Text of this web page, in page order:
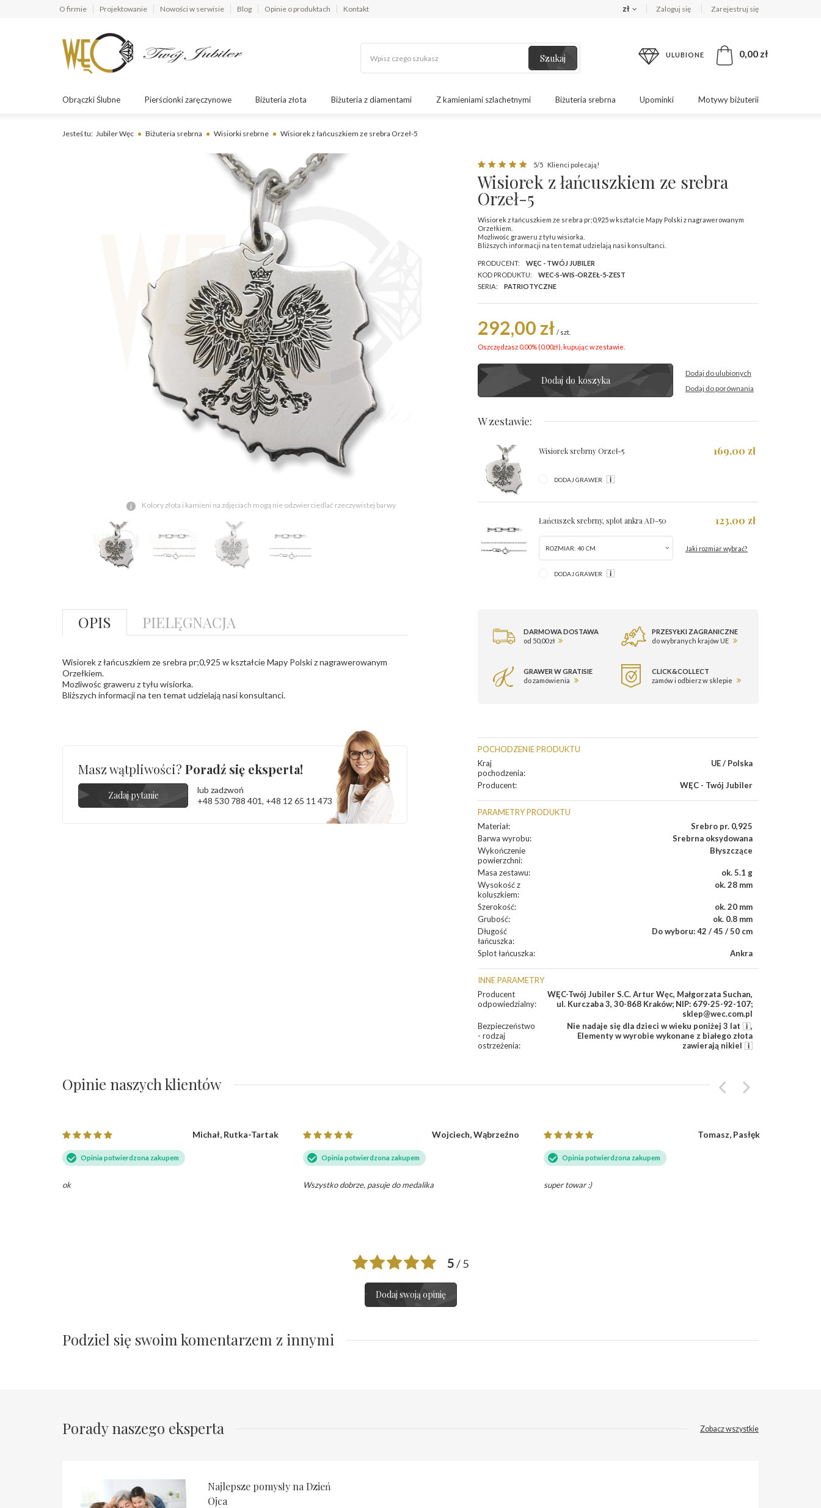
O firmie Projektowanie Nowości w serwisie Blog Opinie o produktach Kontakt zł Zaloguj się Zarejestruj się
Szukaj ULUBIONE 0,00 zł
Obrączki Ślubne Pierścionki zaręczynowe Biżuteria złota Biżuteria z diamentami Z kamieniami szlachetnymi Biżuteria srebrna Upominki Motywy biżuterii
Jesteś tu: Jubiler Węc Biżuteria srebrna Wisiorki srebrne Wisiorek z łańcuszkiem ze srebra Orzeł-5
Kolory złota i kamieni na zdjęciach mogą nie odzwierciedlać rzeczywistej barwy
5/5 Klienci polecają!
Wisiorek z łańcuszkiem ze srebra
Orzeł-5
Wisiorek z łańcuszkiem ze srebra pr;0,925 w kształcie Mapy Polski z nagrawerowanym
Orzełkiem.
Mozliwośc graweru z tyłu wisiorka.
Bliższych informacji na ten temat udzielają nasi konsultanci.
PRODUCENT:
WĘC - TWÓJ JUBILER
KOD PRODUKTU:
WEC-S-WIS-ORZEŁ-5-ZEST
SERIA:
PATRIOTYCZNE
292,00 zł / szt.
Oszczędzasz 0.00% (0.00zł), kupując w zestawie.
Dodaj do koszyka
Dodaj do ulubionych
Dodaj do porównania
W zestawie:
Wisiorek srebrny Orzeł-5 169,00 zł
DODAJ GRAWER
Łańcuszek srebrny, splot ankra AD-50 123,00 zł
ROZMIAR: 40 CM Jaki rozmiar wybrać?
DODAJ GRAWER
DARMOWA DOSTAWA
od 50,00 zł
PRZESYŁKI ZAGRANICZNE
do wybranych krajów UE
GRAWER W GRATISIE
do zamówienia
CLICK&COLLECT
zamów i odbierz w sklepie
POCHODZENIE PRODUKTU
Kraj
pochodzenia:
UE / Polska
Producent: WĘC - Twój Jubiler
PARAMETRY PRODUKTU
Materiał:
Srebro pr. 0,925
Barwa wyrobu:
Srebrna oksydowana
Wykończenie
powierzchni:
Błyszczące
Masa zestawu:
ok. 5.1 g
Wysokość z
koluszkiem:
ok. 28 mm
Szerokość:
ok. 20 mm
Grubość:
ok. 0.8 mm
Długość
łańcuszka:
Do wyboru: 42 / 45 / 50 cm
Splot łańcuszka: Ankra
INNE PARAMETRY
Producent
odpowiedzialny:
WĘC-Twój Jubiler S.C. Artur Węc, Małgorzata Suchan,
ul. Kurczaba 3, 30-868 Kraków; NIP: 679-25-92-107;
sklep@wec.com.pl
Bezpieczeństwo
- rodzaj
ostrzeżenia:
Nie nadaje się dla dzieci w wieku poniżej 3 lat
,
Elementy w wyrobie wykonane z białego złota
zawierają nikiel
OPIS PIELĘGNACJA
Wisiorek z łańcuszkiem ze srebra pr;0,925 w kształcie Mapy Polski z nagrawerowanym
Orzełkiem.
Mozliwośc graweru z tyłu wisiorka.
Bliższych informacji na ten temat udzielają nasi konsultanci.
Masz wątpliwości? Poradź się eksperta!
Zadaj pytanie
lub zadzwoń
+48 530 788 401, +48 12 65 11 473
Opinie naszych klientów
Michał, Rutka-Tartak
Opinia potwierdzona zakupem
ok
Wojciech, Wąbrzeźno
Opinia potwierdzona zakupem
Wszystko dobrze, pasuje do medalika
Tomasz, Pasłęk
Opinia potwierdzona zakupem
super towar :)
5/ 5
Dodaj swoją opinię
Podziel się swoim komentarzem z innymi
Porady naszego eksperta Zobacz wszystkie
Najlepsze pomysły na Dzień
Ojca